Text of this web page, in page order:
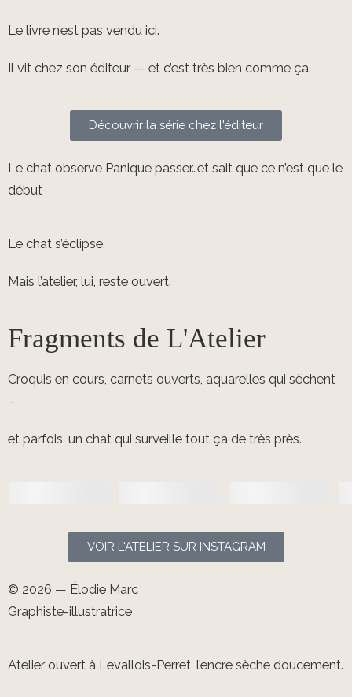
Le livre n’est pas vendu ici.
Il vit chez son éditeur — et c’est très bien comme ça.
Découvrir la série chez l'éditeur
Le chat observe Panique passer…et sait que ce n’est que le
début
Le chat s’éclipse.
Mais l’atelier, lui, reste ouvert.
Fragments de L'Atelier
Croquis en cours, carnets ouverts, aquarelles qui sèchent
–
et parfois, un chat qui surveille tout ça de très près.
VOIR L'ATELIER SUR INSTAGRAM
© 2026 — Élodie Marc
Graphiste-illustratrice
Atelier ouvert à Levallois-Perret, l’encre sèche doucement.